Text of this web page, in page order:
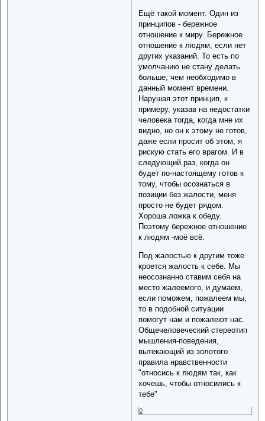
Ещё такой момент. Один из
принципов - бережное
отношение к миру. Бережное
отношение к людям, если нет
других указаний. То есть по
умолчанию не стану делать
больше, чем необходимо в
данный момент времени.
Нарушая этот принцип, к
примеру, указав на недостатки
человека тогда, когда мне их
видно, но он к этому не готов,
даже если просит об этом, я
рискую стать его врагом. И в
следующий раз, когда он
будет по-настоящему готов к
тому, чтобы осознаться в
позиции без жалости, меня
просто не будет рядом.
Хороша ложка к обеду.
Поэтому бережное отношение
к людям -моё всё.
Под жалостью к другим тоже
кроется жалость к себе. Мы
неосознанно ставим себя на
место жалеемого, и думаем,
если поможем, пожалеем мы,
то в подобной ситуации
помогут нам и пожалеют нас.
Общечеловеческий стереотип
мышления-поведения,
вытекающий из золотого
правила нравственности
"относись к людям так, как
хочешь, чтобы относились к
тебе"
0